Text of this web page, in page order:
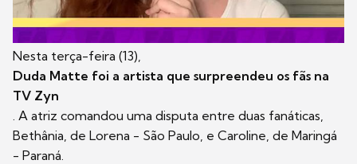
Nesta terça-feira (13),
Duda Matte foi a artista que surpreendeu os fãs na
TV Zyn
. A atriz comandou uma disputa entre duas fanáticas,
Bethânia, de Lorena - São Paulo, e Caroline, de Maringá
- Paraná.